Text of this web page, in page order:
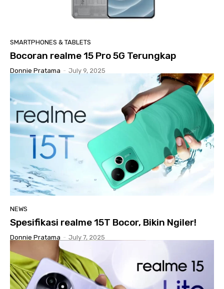
SMARTPHONES & TABLETS
Bocoran realme 15 Pro 5G Terungkap
Donnie Pratama - July 9, 2025
NEWS
Spesifikasi realme 15T Bocor, Bikin Ngiler!
Donnie Pratama - July 7, 2025